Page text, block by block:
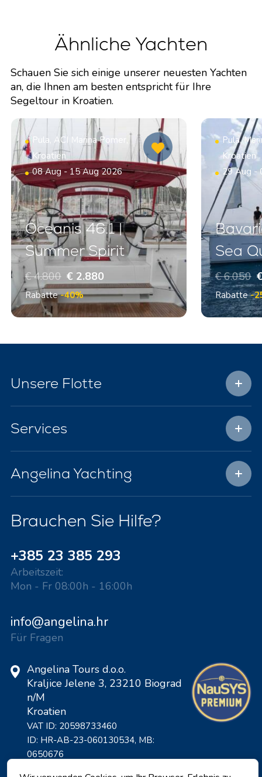
Ähnliche Yachten
Schauen Sie sich einige unserer neuesten Yachten
an, die Ihnen am besten entspricht für Ihre
Segeltour in Kroatien.
Pula, ACI Marina Pomer,
Kroatien
08 Aug - 15 Aug 2026
Oceanis 46.1 |
Summer Spirit
€ 4.800 € 2.880
Rabatte-40%
Pula,
Kroatien
29 Aug -
Sea
€ 6.050
Rabatte-
Unsere Flotte
Services
Angelina Yachting
Brauchen Sie Hilfe?
+385 23 385 293
Arbeitszeit:
Mon - Fr 08:00h - 16:00h
info@angelina.hr
Für Fragen
Angelina Tours d.o.o.
Kraljice Jelene 3, 23210 Biograd
n/M
Kroatien
VAT ID: 20598733460
ID: HR-AB-23-060130534, MB:
0650676